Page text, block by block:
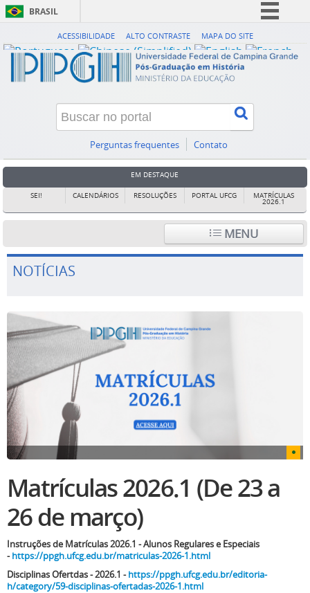
BRASIL
Simplifique!
Comunica BR
Participe
Legislação
Canais
ACESSIBILIDADE ALTO CONTRASTE MAPA DO SITE
Perguntas frequentes Contato
EM DESTAQUE
SEI! CALENDÁRIOS RESOLUÇÕES PORTAL UFCG MATRÍCULAS
2026.1
MENU
NOTÍCIAS
Matrículas 2026.1 (De 23 a
26 de março)
Instruções de Matrículas 2026.1 - Alunos Regulares e Especiais
-https://ppgh.ufcg.edu.br/matriculas-2026-1.html
Disciplinas Ofertdas - 2026.1 -https://ppgh.ufcg.edu.br/editoria-
h/category/59-disciplinas-ofertadas-2026-1.html